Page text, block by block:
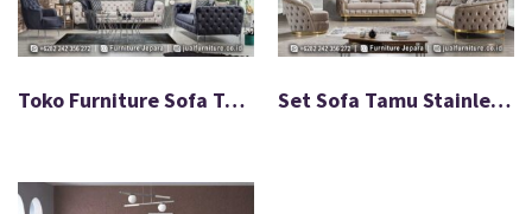
Toko Furniture Sofa Tamu Stainless Terbaru Modern FS-007 Set Sofa Tamu Stainless Minimalis Modern FS-005